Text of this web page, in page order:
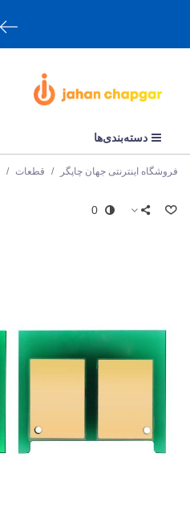
دسته‌بندی‌ها
فروشگاه اینترنتی جهان چاپگر / قطعات /
0